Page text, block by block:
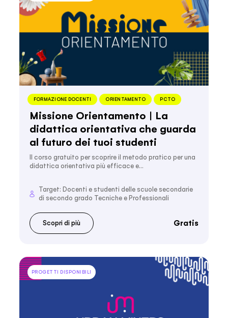
FORMAZIONE DOCENTI ORIENTAMENTO PCTO
Missione Orientamento | La
didattica orientativa che guarda
al futuro dei tuoi studenti
Il corso gratuito per scoprire il metodo pratico per una
didattica orientativa più efficace e…
Target: Docenti e studenti delle scuole secondarie
di secondo grado Tecniche e Professionali
Scopri di più Gratis
PROGETTI DISPONIBILI